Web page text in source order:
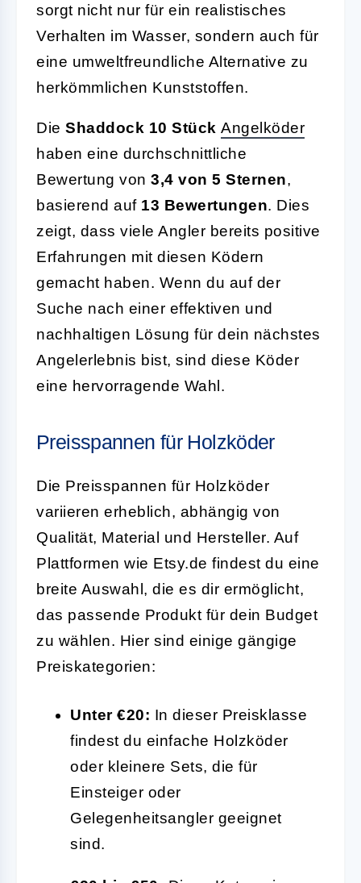
sorgt nicht nur für ein realistisches
Verhalten im Wasser, sondern auch für
eine umweltfreundliche Alternative zu
herkömmlichen Kunststoffen.
Die Shaddock 10 Stück Angelköder
haben eine durchschnittliche
Bewertung von 3,4 von 5 Sternen,
basierend auf 13 Bewertungen. Dies
zeigt, dass viele Angler bereits positive
Erfahrungen mit diesen Ködern
gemacht haben. Wenn du auf der
Suche nach einer effektiven und
nachhaltigen Lösung für dein nächstes
Angelerlebnis bist, sind diese Köder
eine hervorragende Wahl.
Preisspannen für Holzköder
Die Preisspannen für Holzköder
variieren erheblich, abhängig von
Qualität, Material und Hersteller. Auf
Plattformen wie Etsy.de findest du eine
breite Auswahl, die es dir ermöglicht,
das passende Produkt für dein Budget
zu wählen. Hier sind einige gängige
Preiskategorien:
Unter €20: In dieser Preisklasse
findest du einfache Holzköder
oder kleinere Sets, die für
Einsteiger oder
Gelegenheitsangler geeignet
sind.